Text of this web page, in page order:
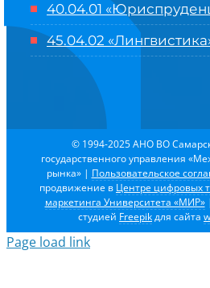
40.04.01
45.04.02
© 1994-2025 АНО ВО
государственного управления
рынка» | Пользовательское
продвижение в Центре цифровых
маркетинга Университета «МИР»|
студией Freepikдля сайта
Page load link